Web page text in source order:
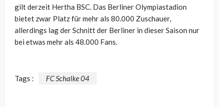
gilt derzeit Hertha BSC. Das Berliner Olympiastadion
bietet zwar Platz für mehr als 80.000 Zuschauer,
allerdings lag der Schnitt der Berliner in dieser Saison nur
bei etwas mehr als 48.000 Fans.
Tags : FC Schalke 04